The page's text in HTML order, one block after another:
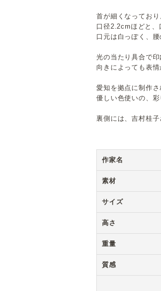
首が細くなっており
口径2.2cmほどと、
口元は白っぽく、
光の当たり具合で
向きによっても表
愛知を拠点に制作さ
優しい色使いの、
裏側には、吉村桂
作家名
素材
サイズ
高さ
重量
質感